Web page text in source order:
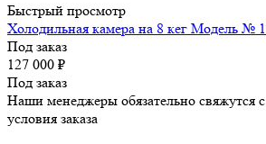
Быстрый просмотр
Холодильная камера на 8 кег Модель №
Под заказ
127 000 ₽
Под заказ
Наши менеджеры обязательно свяжутся
условия заказа